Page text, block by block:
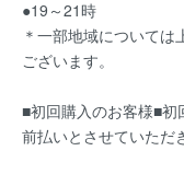
●19～21時
＊一部地域について
ございます。
■初回購入のお客様■
前払いとさせていただ